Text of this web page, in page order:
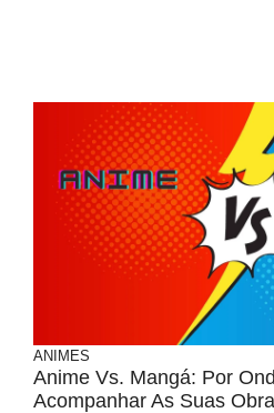
ANIMES
Anime Vs. Mangá: Por
Acompanhar As Suas